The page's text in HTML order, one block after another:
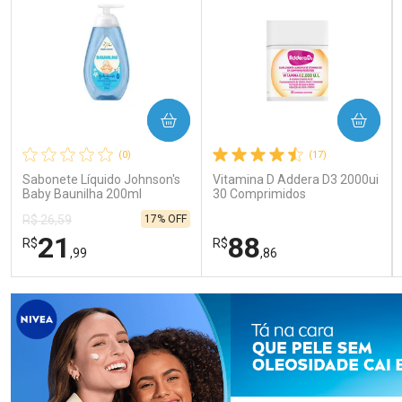
(0)
Sabonete Líquido Johnson's
Baby Baunilha 200ml
R$ 26,59
R$21 ,99
17% OFF
COMPRAR
FECHAR
Laboratório
FECHAR
Por Menos
(17)
Vitamina D Addera D3 2000ui
30 Comprimidos
R$88,86
COMPRAR
Laboratório
Por Menos